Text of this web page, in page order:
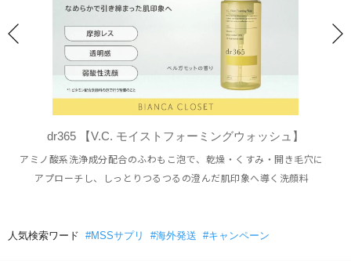
dr365 【V.C. モイストフォーミングウォッシュ】
アミノ酸系洗浄成分配合のふわもこ泡で、乾燥・くすみ・開き毛穴に
アプローチし、しっとりつるつるの澄んだ肌印象へ導く洗顔料
人気検索ワード #MSSサプリ #海外発送 #キャンペーン